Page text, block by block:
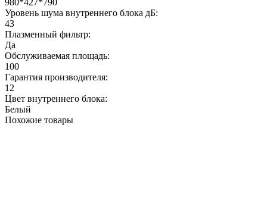
Уровень шума внутреннего блока дБ:
43
Плазменный фильтр:
Да
Обслуживаемая площадь:
100
Гарантия производителя:
12
Цвет внутреннего блока:
Белый
Похожие товары